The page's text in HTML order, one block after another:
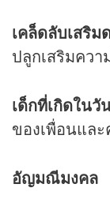
เคล็ดลับเสริม
ปลูกเสริมคว
เด็กที่เกิดในวั
ของเพื่อนแล
อัญมณีมงคล